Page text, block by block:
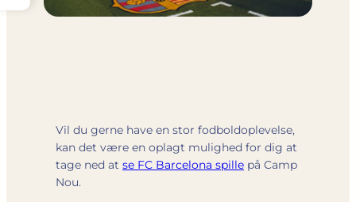
Vil du gerne have en stor fodboldoplevelse,
kan det være en oplagt mulighed for dig at
tage ned at se FC Barcelona spille på Camp
Nou.